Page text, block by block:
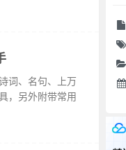
词、名句、上万
，另外附带常用